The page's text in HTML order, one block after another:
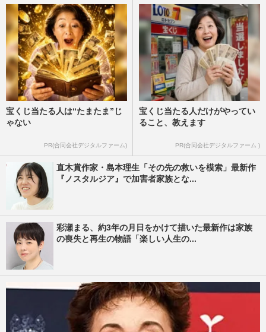
宝くじ当たる人は“たまたま”じ
ゃない
PR(合同会社デジタルファーム)
宝くじ当たる人だけがやってい
ること、教えます
PR(合同会社デジタルファーム )
直木賞作家・島本理生「その先の救いを模索」最新作
『ノスタルジア』で加害者家族とな...
彩瀬まる、約3年の月日をかけて描いた最新作は家族
の喪失と再生の物語「楽しい人生の...